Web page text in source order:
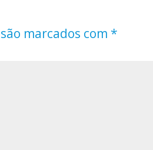
marcados com *